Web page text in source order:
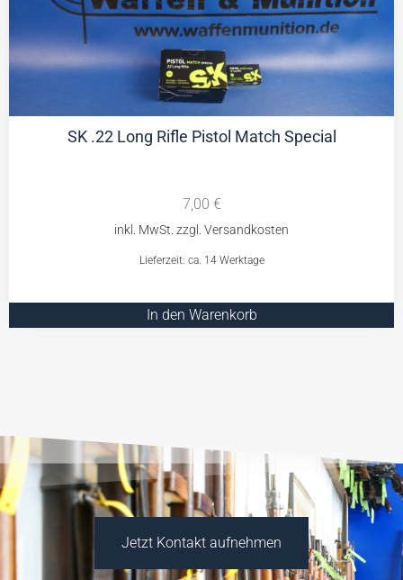
SK .22 Long Rifle Pistol Match Special
7,00 €
Lieferzeit: ca. 14 Werktage
In den Warenkorb
Jetzt Kontakt aufnehmen